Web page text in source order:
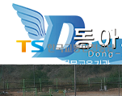
국토부 지정 전문교육기관
필기, 실기 자체시험
공지사항&NEWS
갤러리